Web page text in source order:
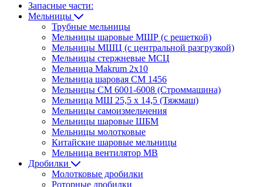
Запасные части:
Мельницы
Трубные мельницы
Мельницы шаровые МШР (с решеткой)
Мельницы МШЦ (с центральной разгрузкой)
Мельницы стержневые МСЦ
Мельница Makrum 2х10
Мельница шаровая СМ 1456
Мельницы СМ 6001-6008 (Строммашина)
Мельница МШ 25,5 х 14,5 (Тяжмаш)
Мельницы самоизмельчения
Мельницы шаровые ШБМ
Мельницы молотковые
Китайские шаровые мельницы
Мельница вентилятор МВ
Дробилки
Молотковые дробилки
Роторные дробилки